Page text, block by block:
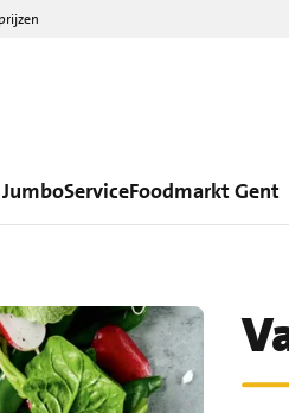
ServiceFoodmarkt Gent